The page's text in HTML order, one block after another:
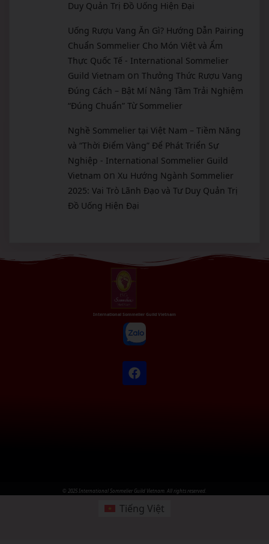
Duy Quản Trị Đồ Uống Hiện Đại
Uống Rượu Vang Ăn Gì? Hướng Dẫn Pairing
Chuẩn Sommelier Cho Món Việt và Ẩm
Thực Quốc Tế - International Sommelier
Guild Vietnam on Thưởng Thức Rượu Vang
Đúng Cách – Bật Mí Nâng Tầm Trải Nghiệm
“Đúng Chuẩn” Từ Sommelier
Nghề Sommelier tại Việt Nam – Tiềm Năng
và “Thời Điểm Vàng” Để Phát Triển Sự
Nghiệp - International Sommelier Guild
Vietnam on Xu Hướng Ngành Sommelier
2025: Vai Trò Lãnh Đạo và Tư Duy Quản Trị
Đồ Uống Hiện Đại
International Sommelier Guild Vietnam
© 2025 International Sommelier Guild Vietnam. All rights reserved.
Tiếng Việt